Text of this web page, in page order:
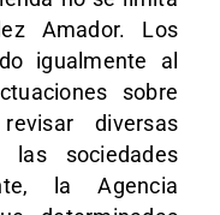
Amador. Los
igualmente al
sobre
diversas
las sociedades
la Agencia